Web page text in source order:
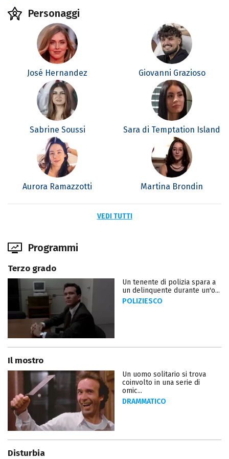
Personaggi
José Hernandez Giovanni Grazioso
Sabrine Soussi Sara di Temptation Island
Aurora Ramazzotti Martina Brondin
VEDI TUTTI
Programmi
Terzo grado
Un tenente di polizia spara a
un delinquente durante un'o...
POLIZIESCO
Il mostro
Un uomo solitario si trova
coinvolto in una serie di
omic...
DRAMMATICO
Disturbia